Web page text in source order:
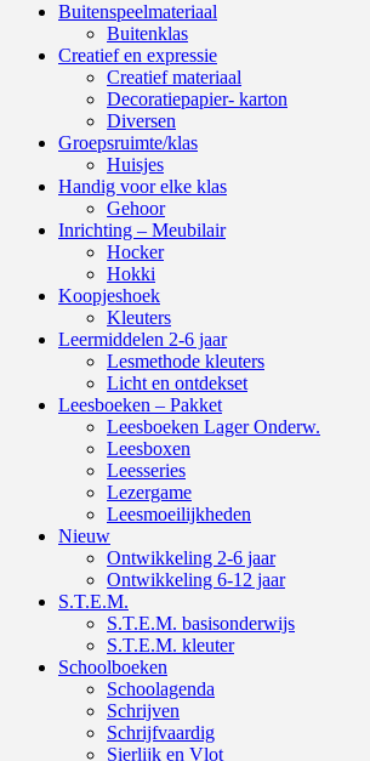
Buitenspeelmateriaal
Buitenklas
Creatief en expressie
Creatief materiaal
Decoratiepapier- karton
Diversen
Groepsruimte/klas
Huisjes
Handig voor elke klas
Gehoor
Inrichting – Meubilair
Hocker
Hokki
Koopjeshoek
Kleuters
Leermiddelen 2-6 jaar
Lesmethode kleuters
Licht en ontdekset
Leesboeken – Pakket
Leesboeken Lager Onderw.
Leesboxen
Leesseries
Lezergame
Leesmoeilijkheden
Nieuw
Ontwikkeling 2-6 jaar
Ontwikkeling 6-12 jaar
S.T.E.M.
S.T.E.M. basisonderwijs
S.T.E.M. kleuter
Schoolboeken
Schoolagenda
Schrijven
Schrijfvaardig
Sierlijk en Vlot